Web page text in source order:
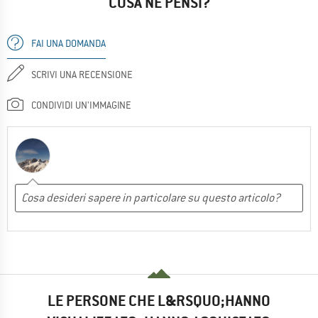
FAI UNA DOMANDA
SCRIVI UNA RECENSIONE
CONDIVIDI UN'IMMAGINE
LE PERSONE CHE L&RSQUO;HANNO